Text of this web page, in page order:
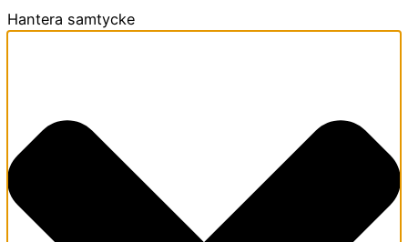
Hantera samtycke